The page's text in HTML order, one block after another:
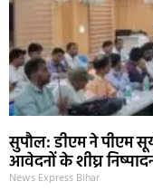
सुपौल: डीएम ने पीएम
आवेदनों के शीघ्र
News Express Bihar